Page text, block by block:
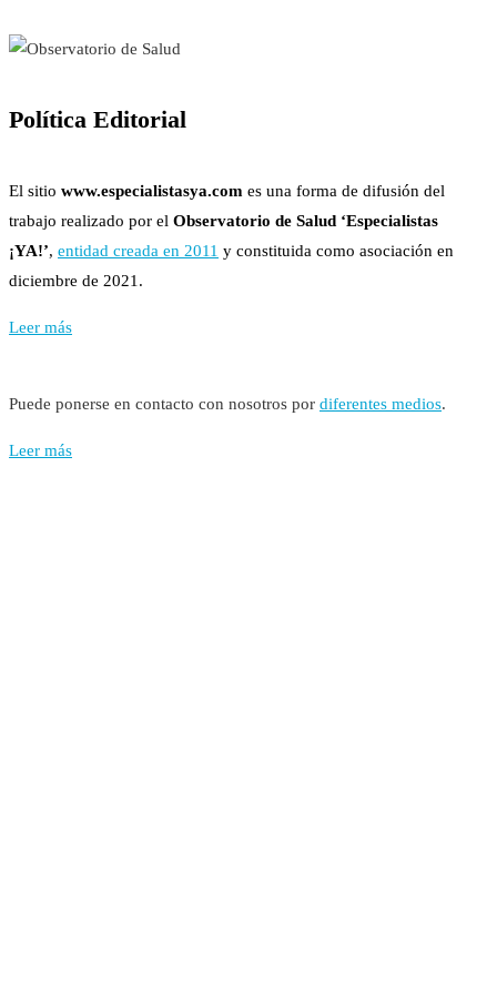
Política Editorial
El sitio www.especialistasya.com es una forma de difusión del
trabajo realizado por el Observatorio de Salud ‘Especialistas
¡YA!’, entidad creada en 2011 y constituida como asociación en
diciembre de 2021.
Leer más
Puede ponerse en contacto con nosotros por diferentes medios.
Leer más